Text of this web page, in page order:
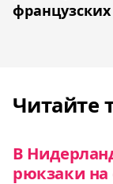
Читайте
В
рюкзаки на